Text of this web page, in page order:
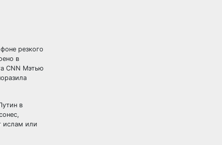
резкого
в
CNN Мэтью
в
ислам или